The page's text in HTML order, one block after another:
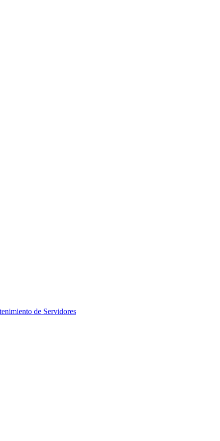
de Servidores